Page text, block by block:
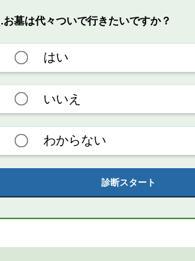
お墓は代々ついで行きたいですか？
はい
いいえ
わからない
診断スタート